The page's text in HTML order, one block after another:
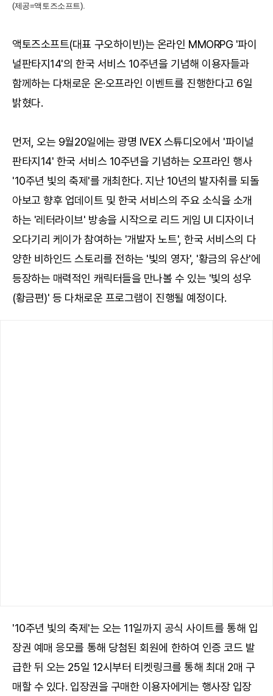
(제공=액토즈소프트).
액토즈소프트(대표 구오하이빈)는 온라인 MMORPG '파이
널판타지14'의 한국 서비스 10주년을 기념해 이용자들과
함께하는 다채로운 온·오프라인 이벤트를 진행한다고 6일
밝혔다.
먼저, 오는 9월20일에는 광명 IVEX 스튜디오에서 '파이널
판타지14' 한국 서비스 10주년을 기념하는 오프라인 행사
'10주년 빛의 축제'를 개최한다. 지난 10년의 발자취를 되돌
아보고 향후 업데이트 및 한국 서비스의 주요 소식을 소개
하는 '레터라이브' 방송을 시작으로 리드 게임 UI 디자이너
오다기리 케이가 참여하는 '개발자 노트', 한국 서비스의 다
양한 비하인드 스토리를 전하는 '빛의 영자', '황금의 유산'에
등장하는 매력적인 캐릭터들을 만나볼 수 있는 '빛의 성우
(황금편)' 등 다채로운 프로그램이 진행될 예정이다.
'10주년 빛의 축제'는 오는 11일까지 공식 사이트를 통해 입
장권 예매 응모를 통해 당첨된 회원에 한하여 인증 코드 발
급한 뒤 오는 25일 12시부터 티켓링크를 통해 최대 2매 구
매할 수 있다. 입장권을 구매한 이용자에게는 행사장 입장